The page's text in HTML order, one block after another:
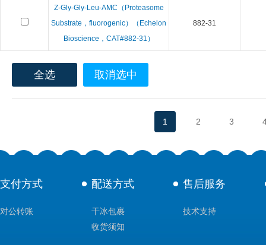
Z-Gly-Gly-Leu-AMC（Proteasome
Substrate，fluorogenic）（Echelon
Bioscience，CAT#882-31）
882-31
全选 取消选中
1 2 3
支付方式
对公转账
配送方式
干冰包裹
收货须知
售后服务
技术支持